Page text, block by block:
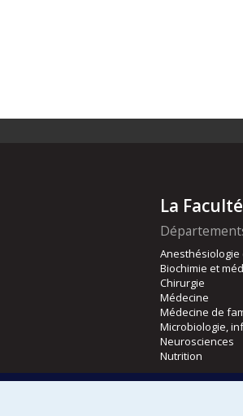
La
Biochimie et
Chirurgie
Médecine
Médecine de
Microbiologie,
Neurosciences
Nutrition